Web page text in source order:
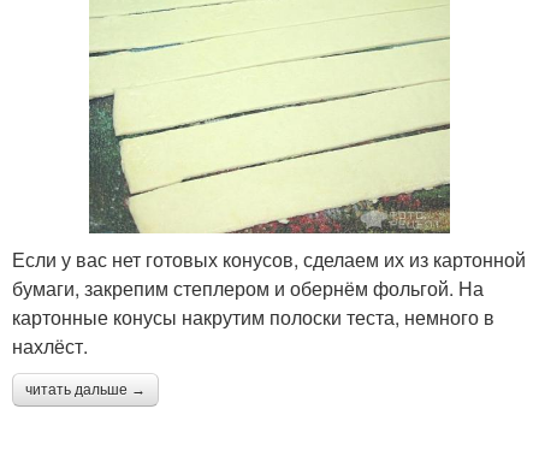
Если у вас нет готовых конусов, сделаем их из картонной
бумаги, закрепим степлером и обернём фольгой. На
картонные конусы накрутим полоски теста, немного в
нахлёст.
читать дальше →